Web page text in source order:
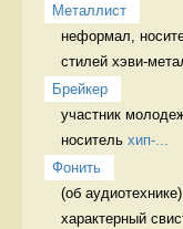
Металлист
неформал,
стилей хэви-
Брейкер
участник
носитель хип-...
Фонить
(об
характерный